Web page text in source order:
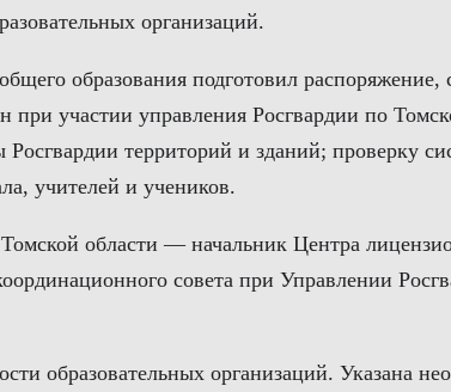
организаций.
образования подготовил
участии управления Росгвардии по
территорий и зданий; проверку
учителей и учеников.
области — начальник Центра
совета при Управлении
образовательных организаций. Указана